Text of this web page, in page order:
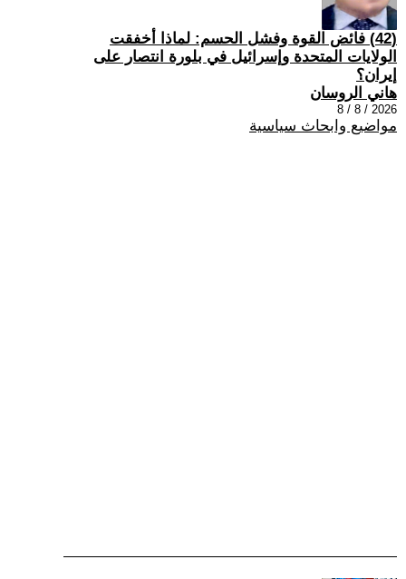
(42) فائض القوة وفشل الحسم: لماذا أخفقت
الولايات المتحدة وإسرائيل في بلورة انتصار على
إيران؟
هاني الروسان
2026 / 8 / 8
مواضيع وابحاث سياسية